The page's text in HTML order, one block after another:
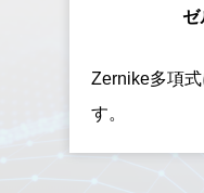
ゼ
Zernike多項
す。